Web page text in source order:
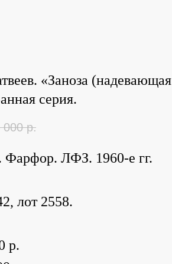
«Заноза (надевающая
серия.
000 р.
Фарфор. ЛФЗ. 1960-е гг.
лот 2558.
р.